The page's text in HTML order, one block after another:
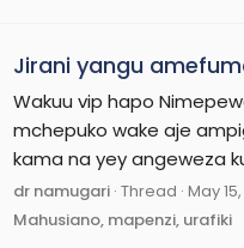
Jirani yangu
Wakuu vip hapo
mchepuko wake aje
kama na yey angeweza
dr namugari Thread May
Mahusiano, mapenzi, urafiki